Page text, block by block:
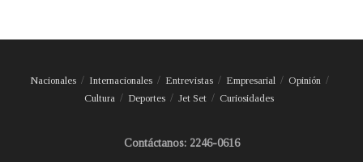
Nacionales Internacionales Entrevistas Empresarial
Opinión
Cultura
Deportes Jet Set Curiosidades
Contáctanos: 2246-0616